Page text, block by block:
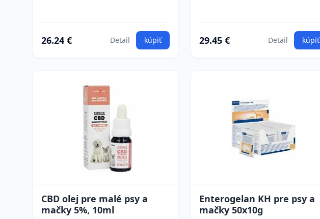
26.24 € Detail kúpiť 29.45 € Detail kúpiť
CBD olej pre malé psy a
mačky 5%, 10ml
Enterogelan KH pre psy a
mačky 50x10g